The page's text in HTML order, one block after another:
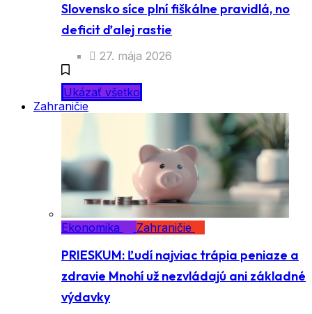
Slovensko síce plní fiškálne pravidlá, no
deficit ďalej rastie
27. mája 2026
Ukázať všetko
Zahraničie
Ekonomika Zahraničie
PRIESKUM: Ľudí najviac trápia peniaze a
zdravie Mnohí už nezvládajú ani základné
výdavky